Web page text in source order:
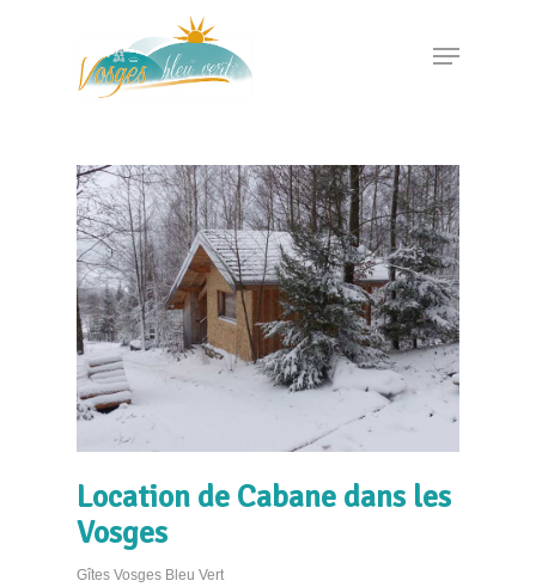
Location de Cabane dans les
Vosges
Gîtes Vosges Bleu Vert